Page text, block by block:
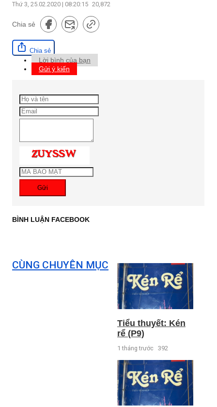
Thứ 3, 25.02.2020 | 08:20:15 20,872
Chia sẻ
Chia sẻ
Lời bình của bạn
Gửi ý kiến
Gửi
BÌNH LUẬN FACEBOOK
CÙNG CHUYÊN MỤC
Tiểu thuyết: Kén
rể (P9)
1 tháng trước 392